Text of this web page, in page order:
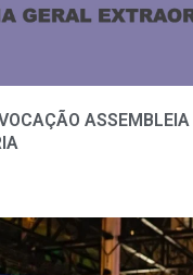
ASSEMBLEIA